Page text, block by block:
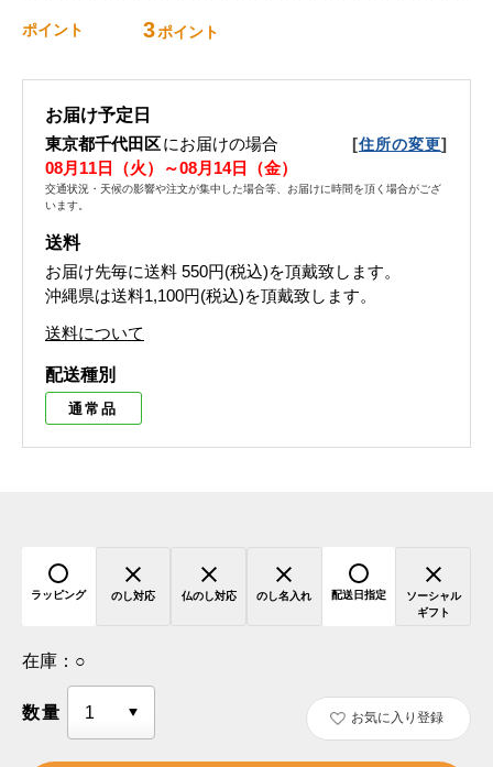
ポイント 3ポイント
お届け予定日
東京都千代田区にお届けの場合 [住所の変更]
08月11日（火）～08月14日（金）
交通状況・天候の影響や注文が集中した場合等、お届けに時間を頂く場合がござ
います。
送料
お届け先毎に送料 550円(税込)を頂戴致します。
沖縄県は送料1,100円(税込)を頂戴致します。
送料について
配送種別
通常品
ラッピング のし対応 仏のし対応 のし名入れ 配送日指定
ソーシャル
ギフト
在庫： ○
数量 お気に入り登録